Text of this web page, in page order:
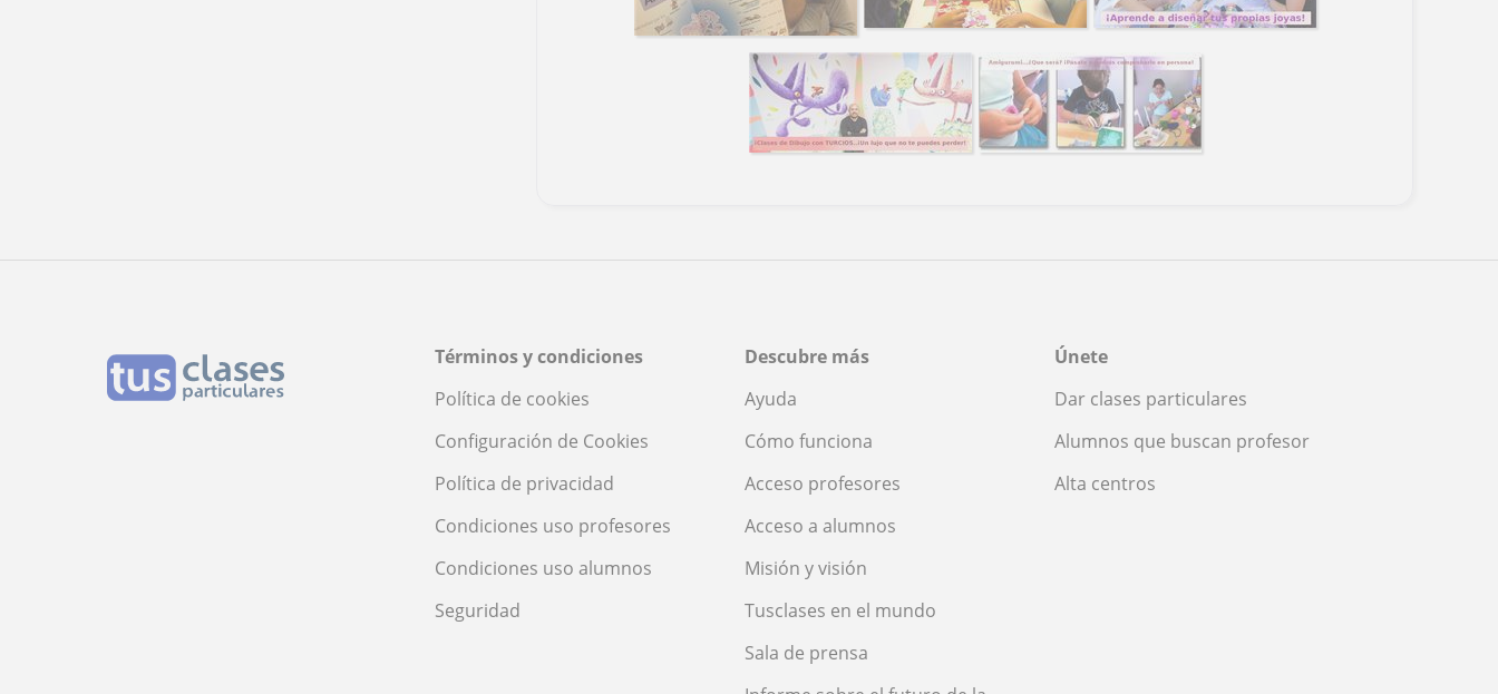
Términos y condiciones
Política de cookies
Configuración de Cookies
Política de privacidad
Condiciones uso profesores
Condiciones uso alumnos
Seguridad
Descubre más
Ayuda
Cómo funciona
Acceso profesores
Acceso a alumnos
Misión y visión
Tusclases en el mundo
Sala de prensa
Únete
Dar clases particulares
Alumnos que buscan profesor
Alta centros